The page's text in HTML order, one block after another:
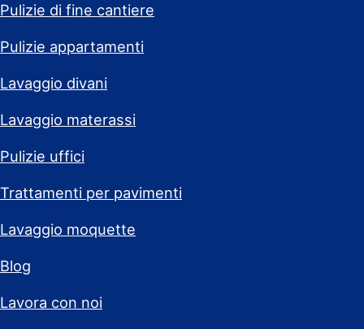
Pulizie di fine cantiere
Pulizie appartamenti
Lavaggio divani
Lavaggio materassi
Pulizie uffici
Trattamenti per pavimenti
Lavaggio moquette
Blog
Lavora con noi